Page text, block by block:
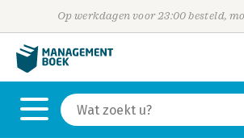
Op werkdagen voor 23:00 besteld,